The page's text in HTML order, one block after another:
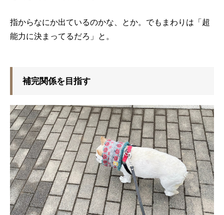
指からなにか出ているのかな、とか。でもまわりは「超
能力に決まってるだろ」と。
補完関係を目指す